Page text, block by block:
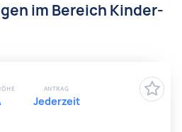
im Bereich Kinder-
ANTRAG
Jederzeit